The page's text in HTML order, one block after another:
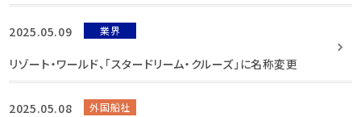
2025.05.09 業界
リゾート・ワールド、「スタードリーム・クルーズ」に名称変更
2025.05.08 外国船社